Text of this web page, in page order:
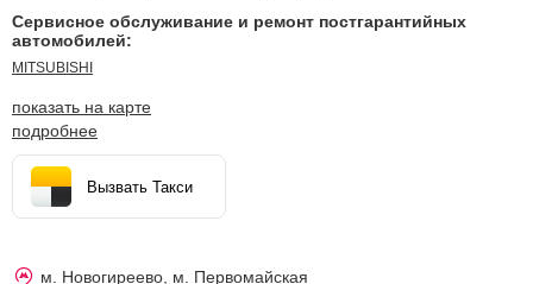
Сервисное обслуживание и ремонт постгарантийных
автомобилей:
MITSUBISHI
показать на карте
подробнее
Вызвать Такси
м. Новогиреево, м. Первомайская